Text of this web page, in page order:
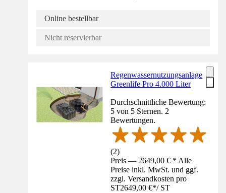
Online bestellbar
Nicht reservierbar
Regenwassernutzungsanlage
Greenlife Pro 4.000 Liter
Durchschnittliche Bewertung:
5 von 5 Sternen. 2
Bewertungen.
(2)
Preis — 2649,00 € * Alle
Preise inkl. MwSt. und ggf.
zzgl. Versandkosten pro
ST2649,00 €*/ ST